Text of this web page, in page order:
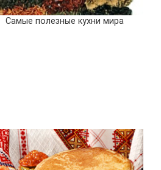
Самые полезные кухни мира